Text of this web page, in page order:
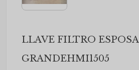
LLAVE FILTRO
GRANDEHMI1505